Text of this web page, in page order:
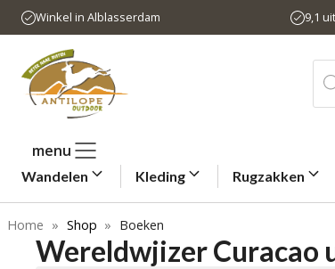
naar
inhoud
Winkel in Alblasserdam 9,1
menu
Wandelen Kleding Rugzakken
Home » Shop » Boeken
Wereldwjizer Curacao